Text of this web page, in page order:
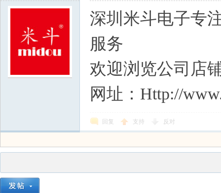
深圳米斗电子专
服务
欢迎浏览公司店
网址：Http://
回复 支持 反对